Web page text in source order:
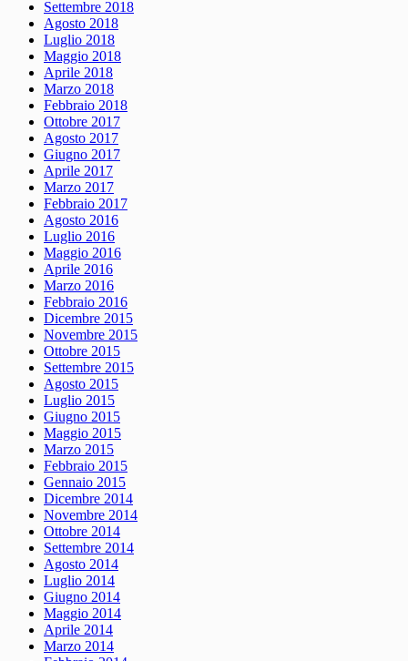
Settembre 2018
Agosto 2018
Luglio 2018
Maggio 2018
Aprile 2018
Marzo 2018
Febbraio 2018
Ottobre 2017
Agosto 2017
Giugno 2017
Aprile 2017
Marzo 2017
Febbraio 2017
Agosto 2016
Luglio 2016
Maggio 2016
Aprile 2016
Marzo 2016
Febbraio 2016
Dicembre 2015
Novembre 2015
Ottobre 2015
Settembre 2015
Agosto 2015
Luglio 2015
Giugno 2015
Maggio 2015
Marzo 2015
Febbraio 2015
Gennaio 2015
Dicembre 2014
Novembre 2014
Ottobre 2014
Settembre 2014
Agosto 2014
Luglio 2014
Giugno 2014
Maggio 2014
Aprile 2014
Marzo 2014